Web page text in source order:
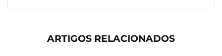
ARTIGOS RELACIONADOS